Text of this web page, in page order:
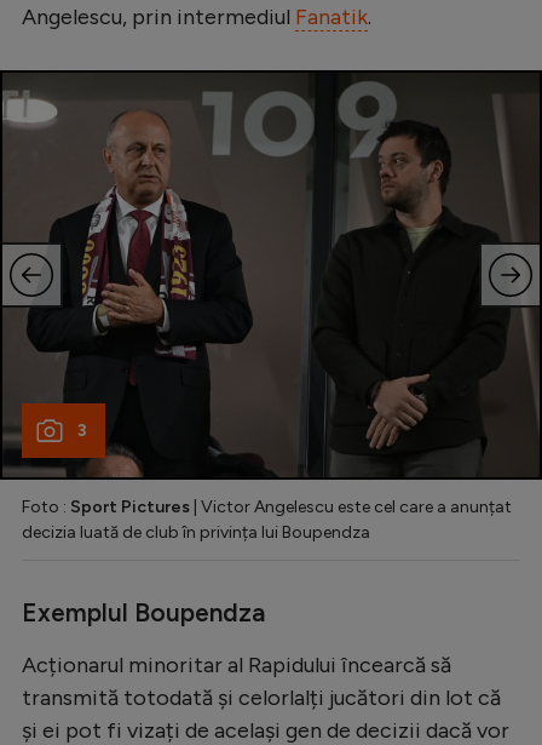
Angelescu, prin intermediul Fanatik.
3
Foto : Sport Pictures | Victor Angelescu este cel care a anunțat
decizia luată de club în privința lui Boupendza
Exemplul Boupendza
Acționarul minoritar al Rapidului încearcă să
transmită totodată și celorlalți jucători din lot că
și ei pot fi vizați de același gen de decizii dacă vor